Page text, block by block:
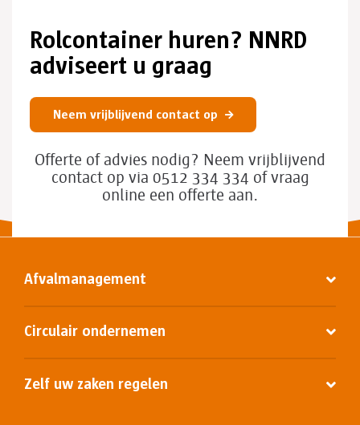
Rolcontainer huren? NNRD
adviseert u graag
Neem vrijblijvend contact op
Offerte of advies nodig? Neem vrijblijvend
contact op via 0512 334 334 of vraag
online een offerte aan.
Afvalmanagement
Circulair ondernemen
Zelf uw zaken regelen